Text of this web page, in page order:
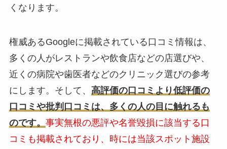
くなります。
権威あるGoogleに掲載されている口コミ情報は、
多くの人がレストランや飲食店などの店選びや、
近くの病院や歯医者などのクリニック選びの参考
にします。そして、 高評価の口コミより低評価の
口コミや批判口コミは、多くの人の目に触れるも
のです。 事実無根の悪評や名誉毀損に該当する口
コミも掲載されており、時には当該スポット施設